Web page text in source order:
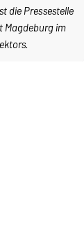
die Pressestelle
Magdeburg im